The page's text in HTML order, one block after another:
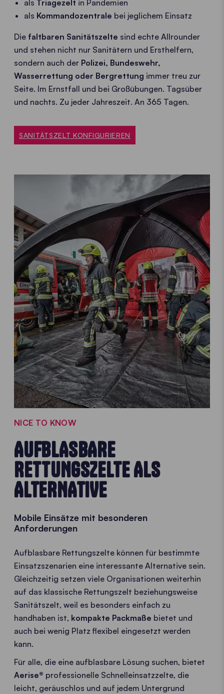
als Triagezelt in Pandemien
als Kommandozentrale bei jeglichem Einsatz
Die faltbaren Sanitätszelte sind echte Allrounder
und stehen nicht nur Sanitätern und Ersthelfern,
sondern auch der Polizei, Bundeswehr,
Wasserrettung oder Bergrettung immer treu zur
Seite. Im Ernstfall und bei Großübungen. Tagsüber
und nachts. Zu jeder Jahreszeit. An 365 Tagen.
SANITÄTSZELT KONFIGURIEREN
NICE TO KNOW
AUFBLASBARE
RETTUNGSZELTE ALS
ALTERNATIVE
Mobile Einsätze mit besonderen
Anforderungen
Aufblasbare Rettungszelte können für bestimmte
Einsatzszenarien eine interessante Alternative sein.
Gleichzeitig setzen viele Organisationen weiterhin
auf das klassische Rettungszelt beziehungsweise
Sanitätszelt, weil es besonders einfach zu
handhaben ist, kompakte Packmaße bietet und
auch bei wenig Platz flexibel eingesetzt werden
kann.
Für alle, die eine aufblasbare Lösung suchen, bietet
Aerise® professionelle Schnelleinsatzzelte, die
leicht, geräuschlos und auf jedem Untergrund